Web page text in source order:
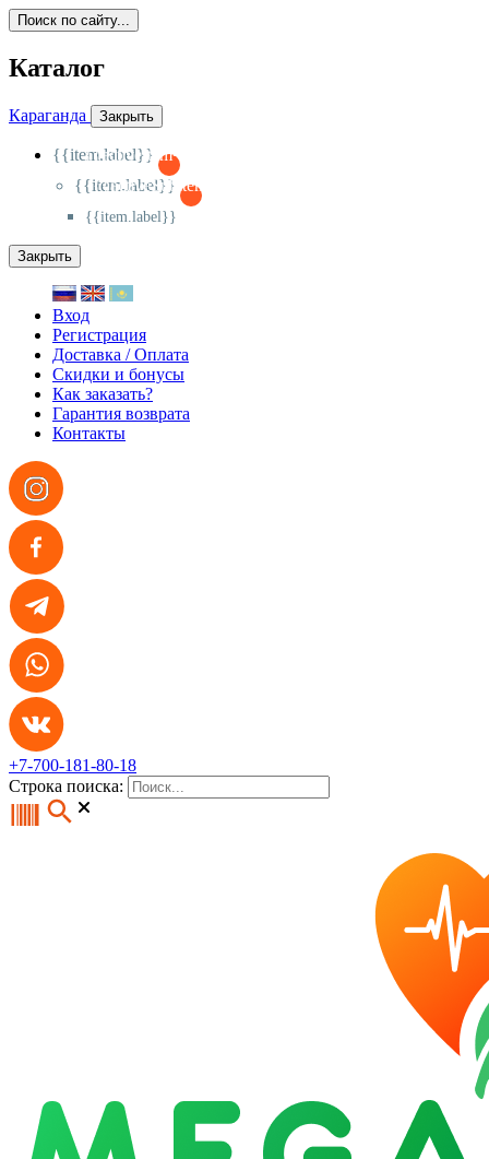
Поиск по сайту...
Каталог
Караганда Закрыть
{{item.label}}
{{activeItem==item.id?'-
{{item.label}}
{{activeSubitem==item.id?'-
{{item.label}}
Закрыть
Вход
Регистрация
Доставка / Оплата
Скидки и бонусы
Как заказать?
Гарантия возврата
Контакты
+7-700-181-80-18
Строка поиска: